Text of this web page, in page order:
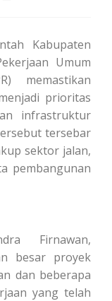
Kabupaten
Umum
memastikan
prioritas
infrastruktur
tersebar
sektor jalan,
pembangunan
Firnawan,
besar proyek
dan beberapa
yang telah